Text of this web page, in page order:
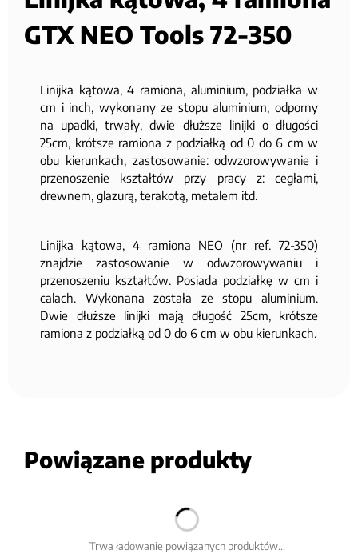
GTX NEO Tools 72-350
Linijka kątowa, 4 ramiona, aluminium, podziałka w
cm i inch, wykonany ze stopu aluminium, odporny
na upadki, trwały, dwie dłuższe linijki o długości
25cm, krótsze ramiona z podziałką od 0 do 6 cm w
obu kierunkach, zastosowanie: odwzorowywanie i
przenoszenie kształtów przy pracy z: cegłami,
drewnem, glazurą, terakotą, metalem itd.
Linijka kątowa, 4 ramiona NEO (nr ref. 72-350)
znajdzie zastosowanie w odwzorowywaniu i
przenoszeniu kształtów. Posiada podziałkę w cm i
calach. Wykonana została ze stopu aluminium.
Dwie dłuższe linijki mają długość 25cm, krótsze
ramiona z podziałką od 0 do 6 cm w obu kierunkach.
Powiązane produkty
Trwa ładowanie powiązanych produktów...